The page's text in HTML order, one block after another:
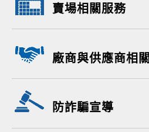
賣場相關服務
廠商與供應商相關
防詐騙宣導